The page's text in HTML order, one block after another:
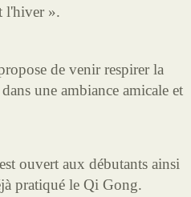
l'hiver ».
venir respirer la
une ambiance amicale et
aux débutants ainsi
pratiqué le Qi Gong.